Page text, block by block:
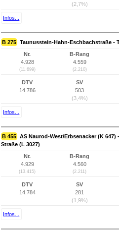
(2,7%)
Infos...
B 275 Taunusstein-Hahn-Eschbachstraße -
Nr.
4.928
(11.699)
B-Rang
4.559
(2.210)
DTV
14.786
SV
503
(3,4%)
Infos...
B 455 AS Naurod-West/Erbsenacker (K
Straße (L 3027)
Nr.
4.929
(13.415)
B-Rang
4.560
(2.211)
DTV
14.784
SV
281
(1,9%)
Infos...